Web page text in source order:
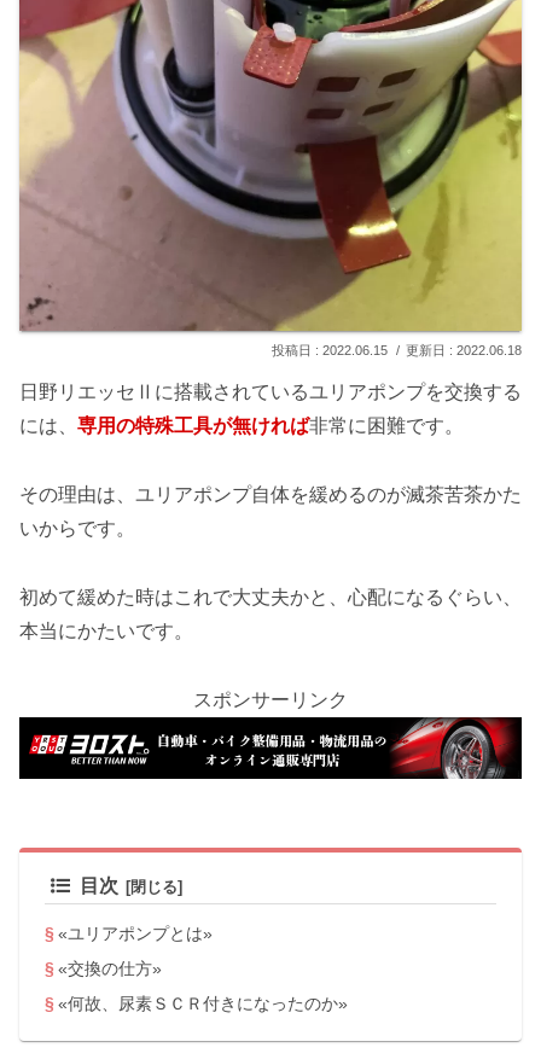
2022.06.15 2022.06.18
日野リエッセⅡに搭載されているユリアポンプを交換する
には、 専用の特殊工具が無ければ非常に困難です。
その理由は、ユリアポンプ自体を緩めるのが滅茶苦茶かた
いからです。
初めて緩めた時はこれで大丈夫かと、心配になるぐらい、
本当にかたいです。
スポンサーリンク
目次
«ユリアポンプとは»
«交換の仕方»
«何故、尿素ＳＣＲ付きになったのか»